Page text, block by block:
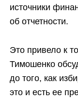
источники
об отчетности.
Это привело к
Тимошенко
до того, как
это и есть ее